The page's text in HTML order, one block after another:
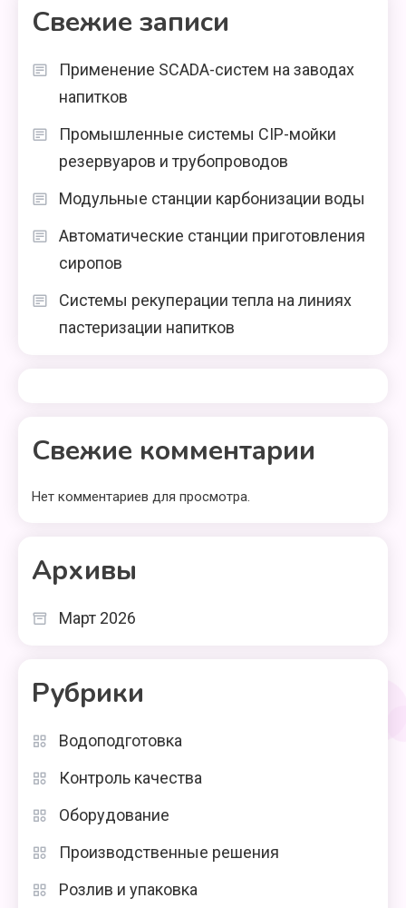
Свежие записи
Применение SCADA-систем на заводах
напитков
Промышленные системы CIP-мойки
резервуаров и трубопроводов
Модульные станции карбонизации воды
Автоматические станции приготовления
сиропов
Системы рекуперации тепла на линиях
пастеризации напитков
Свежие комментарии
Нет комментариев для просмотра.
Архивы
Март 2026
Рубрики
Водоподготовка
Контроль качества
Оборудование
Производственные решения
Розлив и упаковка